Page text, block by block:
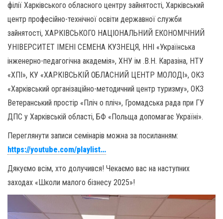
філії Харківського обласного центру зайнятості, Харківський
центр професійно-технічної освіти державної служби
зайнятості, ХАРКІВСЬКОГО НАЦІОНАЛЬНИЙ ЕКОНОМІЧНИЙ
УНІВЕРСИТЕТ ІМЕНІ СЕМЕНА КУЗНЕЦЯ, ННІ «Українська
інженерно-педагогічна академія», ХНУ ім .В.Н. Каразіна, НТУ
«ХПІ», КУ «ХАРКІВСЬКІЙ ОБЛАСНИЙ ЦЕНТР МОЛОДІ», ОКЗ
«Харківський організаційно-методичний центр туризму», ОКЗ
Ветеранський простір «Пліч о пліч», Громадська рада при ГУ
ДПС у Харківській області, БФ «Польща допомагає Україні».
Переглянути записи семінарів можна за посиланням:
https://youtube.com/playlist…
Дякуємо всім, хто долучився! Чекаємо вас на наступних
заходах «Школи малого бізнесу 2025»!